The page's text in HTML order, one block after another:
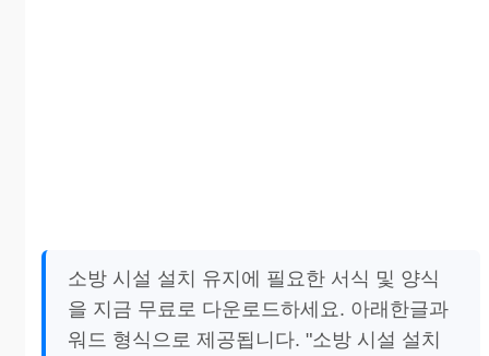
소방 시설 설치 유지에 필요한 서식 및 양식
을 지금 무료로 다운로드하세요. 아래한글과
워드 형식으로 제공됩니다. "소방 시설 설치